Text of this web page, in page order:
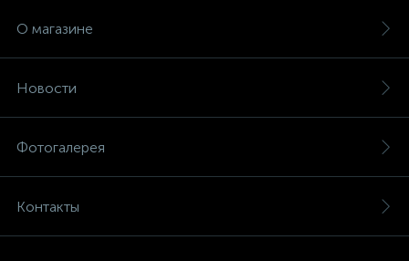
О магазине
Новости
Фотогалерея
Контакты